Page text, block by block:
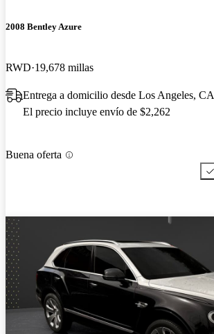
2008 Bentley Azure
RWD 19,678 millas
Entrega a domicilio desde Los Angeles, CA
El precio incluye envío de $2,262
Buena oferta